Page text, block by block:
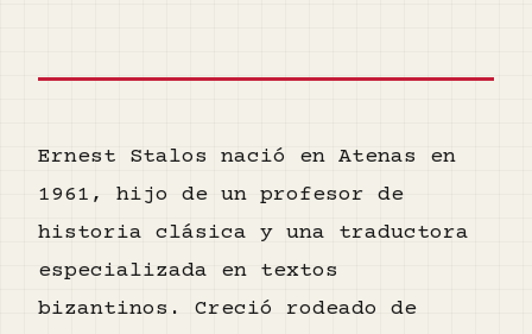
Ernest Stalos nació en Atenas en
1961, hijo de un profesor de
historia clásica y una traductora
especializada en textos
bizantinos. Creció rodeado de